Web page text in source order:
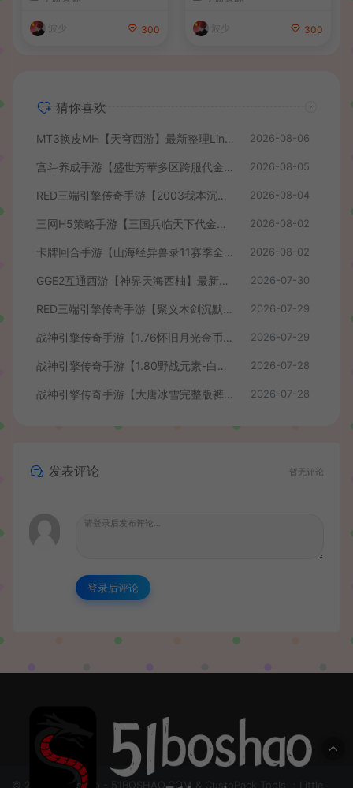
细搭建教程
波少 300
+Linux手工服务端+管理后台
+GM授权后台+简易安卓客户
端+详细搭建教程+视频教程
波少 300
猜你喜欢
MT3换皮MH【天穹西游】最新整理Linux手工服务端+安卓苹果双端+GM后台+详细搭建教程+全套源码+视频教程 2026-08-06
宫斗养成手游【盛世芳華多区跨服代金券本地优化版】最新整理单机一键即玩端+Linux手工服务端+CDK授权后台+安卓+详细搭建教程 2026-08-05
RED三端引擎传奇手游【2003我本沉默】最新整理Win系服务端+安卓苹果PC三端+详细搭建教程 2026-08-04
三网H5策略手游【三国兵临天下代金券内购七合修复版】最新整理单机一键即玩镜像端+Linux手工服务端+管理后台+GM授权后台+简易安卓客户端+详细搭建教程+视频教程 2026-08-02
卡牌回合手游【山海经异兽录11赛季全人物代金券内购版】最新整理WIN系服务端+授权GM后台+管理后台+热更修改工具+安卓+详细搭建教程 2026-08-02
GGE2互通西游【神界天海西柚】最新整理Win系服务端+安卓苹果PC三端+内置GM工具+全套源码+详细搭建教程+视频教程 2026-07-30
RED三端引擎传奇手游【聚义木剑沉默高仿嘟嘟沉默】最新整理Win系服务端+安卓苹果PC三端+详细搭建教程 2026-07-29
战神引擎传奇手游【1.76怀旧月光金币版】最新整理Win系复古服务端+安卓苹果双端+GM授权物品后台+详细搭建教程 2026-07-29
战神引擎传奇手游【1.80野战元素-白猪7.2免授权】最新整理Win系特色服务端+安卓+GM授权物品后台+详细搭建教程 2026-07-28
战神引擎传奇手游【大唐冰雪完整版裤衩7.0免授权】最新整理Win系特色服务端+GM授权后台+安卓苹果双端+详细搭建教程 2026-07-28
发表评论 暂无评论
登录后评论
© 2024 51boshao - 51BOSHAO.COM & CustoPack Tools ：Little